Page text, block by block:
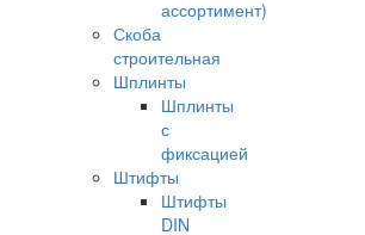
ассортимент)
Скоба
строительная
Шплинты
Шплинты
с
фиксацией
Штифты
Штифты
DIN